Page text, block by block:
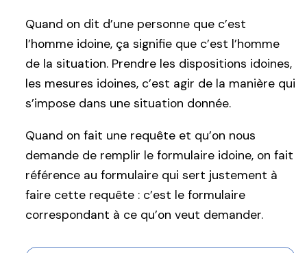
Quand on dit d’une personne que c’est
l’homme idoine, ça signifie que c’est l’homme
de la situation. Prendre les dispositions idoines,
les mesures idoines, c’est agir de la manière qui
s’impose dans une situation donnée.
Quand on fait une requête et qu’on nous
demande de remplir le formulaire idoine, on fait
référence au formulaire qui sert justement à
faire cette requête : c’est le formulaire
correspondant à ce qu’on veut demander.